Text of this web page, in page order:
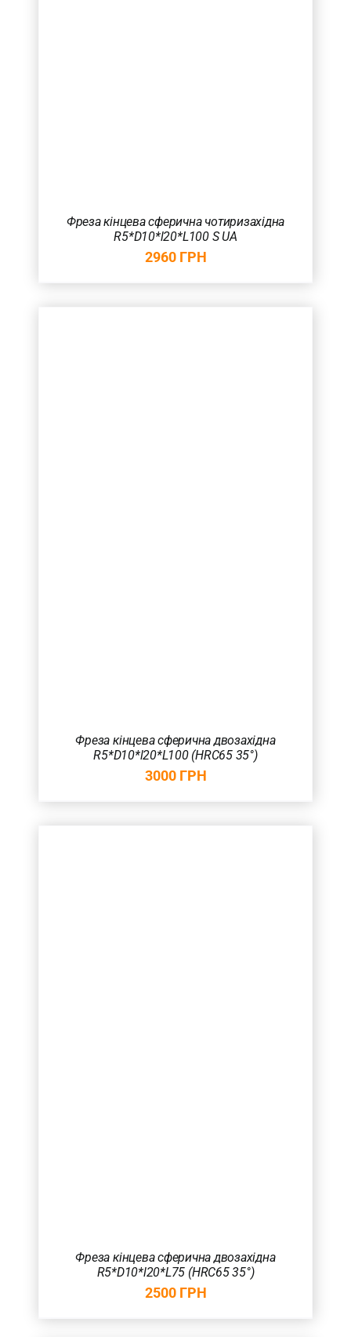
Фреза кінцева сферична чотиризахідна
R5*D10*l20*L100 S UA
2960 ГРН
Фреза кінцева сферична двозахідна
R5*D10*l20*L100 (HRC65 35°)
3000 ГРН
Фреза кінцева сферична двозахідна
R5*D10*l20*L75 (HRC65 35°)
2500 ГРН